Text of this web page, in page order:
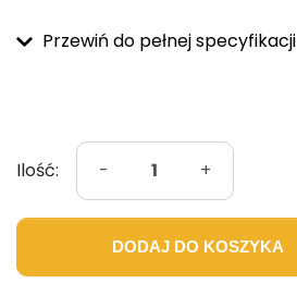
Przewiń do pełnej specyfikacji
Ilość: - +
DODAJ DO KOSZYKA